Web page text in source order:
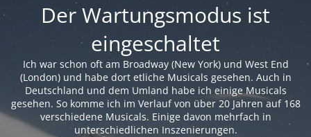
Der Wartungsmodus ist
eingeschaltet
Ich war schon oft am Broadway (New York) und West End
(London) und habe dort etliche Musicals gesehen. Auch in
Deutschland und dem Umland habe ich einige Musicals
gesehen. So komme ich im Verlauf von über 20 Jahren auf 168
verschiedene Musicals. Einige davon mehrfach in
unterschiedlichen Inszenierungen.